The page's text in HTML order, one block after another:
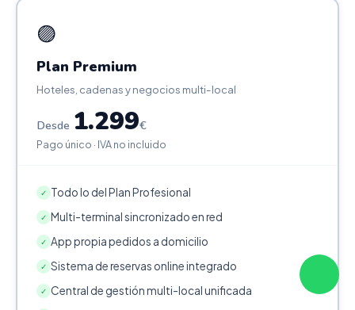
🟣
Plan Premium
Hoteles, cadenas y negocios multi-local
Desde 1.299€
Pago único · IVA no incluido
✓ Todo lo del Plan Profesional
✓ Multi-terminal sincronizado en red
✓ App propia pedidos a domicilio
✓ Sistema de reservas online integrado
✓ Central de gestión multi-local unificada